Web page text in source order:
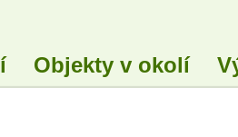
Objekty v okolí